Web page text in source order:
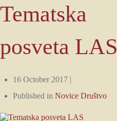
Tematska
posveta LAS
16 October 2017 |
Published in Novice Društvo